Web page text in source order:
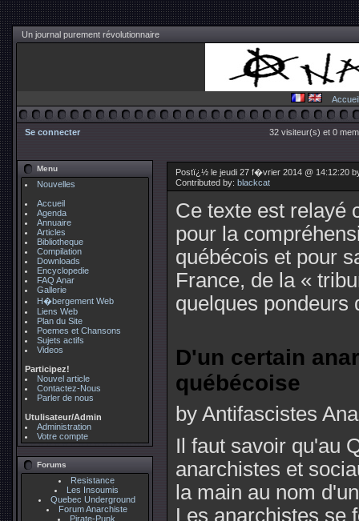
Un journal purement révolutionnaire
Accueil
Se connecter 32 visiteur(s) et 0
Menu
Nouvelles
Accueil
Agenda
Annuaire
Articles
Bibliotheque
Compilation
Downloads
Encyclopedie
FAQ Anar
Gallerie
H�bergement Web
Liens Web
Plan du Site
Poemes et Chansons
Sujets actifs
Videos
Participez!
Nouvel article
Contactez-Nous
Parler de nous
Utulisateur/Admin
Administration
Votre compte
Forums
Resistance
Les Insoumis
Quebec Underground
Forum Anarchiste
Pirate-Punk
Postï¿½ le jeudi 27 f�vrier 2014 @ 14:12:20
Contributed by: blackcat
Ce texte est relayé
pour la
québécois et pour
France, de la «
quelques pondeurs
D'un certain
québécoise
by Antifascistes
Il faut savoir qu'au
anarchistes et
la main au nom
Les anarchistes se